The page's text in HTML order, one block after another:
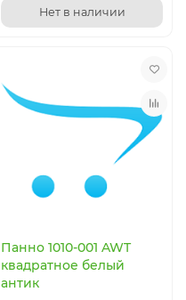
Нет в наличии
Панно 1010-001 AWT
квадратное белый
антик